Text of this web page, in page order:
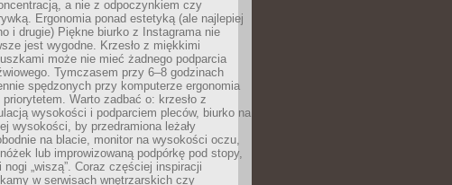
a nie z odpoczynkiem czy
Ergonomia ponad estetyką (ale najlepiej
i drugie) Piękne biurko z Instagrama nie
jest wygodne. Krzesło z miękkimi
może nie mieć żadnego podparcia
Tymczasem przy 6–8 godzinach
spędzonych przy komputerze ergonomia
priorytetem. Warto zadbać o: krzesło z
wysokości i podparciem pleców, biurko na
wysokości, by przedramiona leżały
na blacie, monitor na wysokości oczu,
lub improwizowaną podpórkę pod stopy,
nogi „wiszą”. Coraz częściej inspiracji
w serwisach wnętrzarskich czy